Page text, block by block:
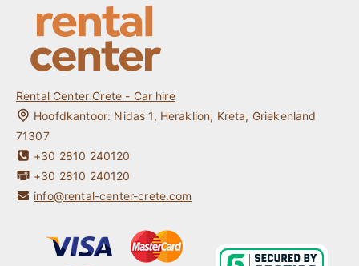
One way Auto Huren Kreta
Contact
Kreta Reisgids
Mijn Reservering
Rental Center Crete - Car hire
Hoofdkantoor: Nidas 1, Heraklion, Kreta, Griekenland
71307
+30 2810 240120
+30 2810 240120
info@rental-center-crete.com